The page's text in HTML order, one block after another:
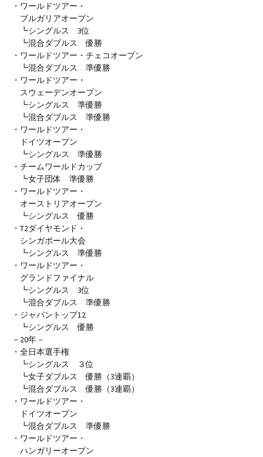
・ワールドツアー・
ブルガリアオープン
┗シングルス 3位
┗混合ダブルス 優勝
・ワールドツアー・チェコオープン
┗混合ダブルス 準優勝
・ワールドツアー・
スウェーデンオープン
┗シングルス 準優勝
┗混合ダブルス 準優勝
・ワールドツアー・
ドイツオープン
┗シングルス 準優勝
・チームワールドカップ
┗女子団体 準優勝
・ワールドツアー・
オーストリアオープン
┗シングルス 優勝
・T2ダイヤモンド・
シンガポール大会
┗シングルス 準優勝
・ワールドツアー・
グランドファイナル
┗シングルス 3位
┗混合ダブルス 準優勝
・ジャパントップ12
┗シングルス 優勝
－20年－
・全日本選手権
┗シングルス ３位
┗女子ダブルス 優勝（3連覇）
┗混合ダブルス 優勝（3連覇）
・ワールドツアー・
ドイツオープン
┗混合ダブルス 準優勝
・ワールドツアー・
ハンガリーオープン